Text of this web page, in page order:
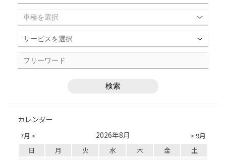
カレンダー
7月 < > 9月
2026年8月
日 月 火 水 木 金
土